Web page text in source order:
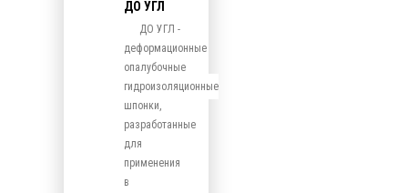
ДО УГЛ
ДО УГЛ -
деформационные
опалубочные
гидроизоляционные
шпонки,
разработанные
для
применения
в